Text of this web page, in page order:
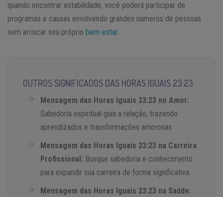
quando encontrar estabilidade, você poderá participar de
programas e causas envolvendo grandes números de pessoas
sem arriscar seu próprio bem-estar.
OUTROS SIGNIFICADOS DAS HORAS IGUAIS 23:23
Mensagem das Horas Iguais 23:23 no Amor:
Sabedoria espiritual guia a relação, trazendo
aprendizados e transformações amorosas.
Mensagem das Horas Iguais 23:23 na Carreira
Profissional: Busque sabedoria e conhecimento
para expandir sua carreira de forma significativa.
Mensagem das Horas Iguais 23:23 na Saúde: